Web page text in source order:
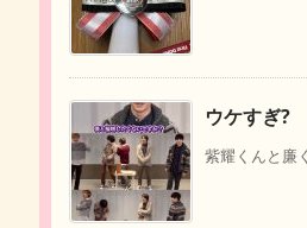
ウケすぎ?
紫耀くんと廉